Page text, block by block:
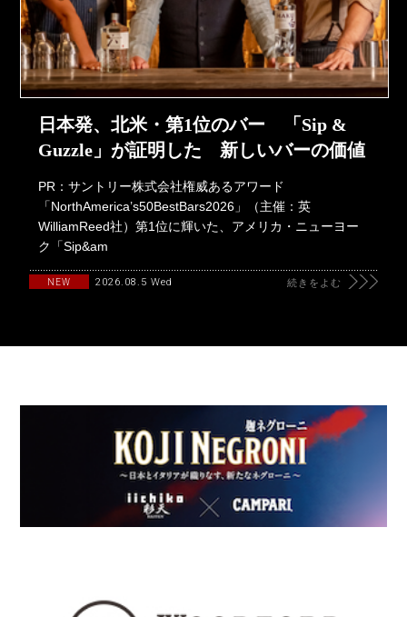
日本発、北米・第1位のバー 「Sip &
Guzzle」が証明した 新しいバーの価値
PR：サントリー株式会社権威あるアワード
「NorthAmerica’s50BestBars2026」（主催：英
WilliamReed社）第1位に輝いた、アメリカ・ニューヨー
ク「Sip&am
NEW 2026.08.5 Wed 続きをよむ